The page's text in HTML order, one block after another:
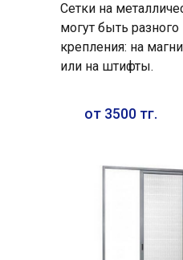
Сетки на
могут быть
крепления: на
или на штифты.
от 3500 тг.